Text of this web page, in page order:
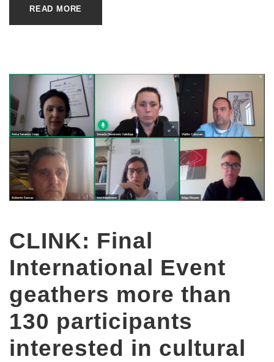
READ MORE
CLINK: Final
International Event
geathers more than
130 participants
interested in cultural